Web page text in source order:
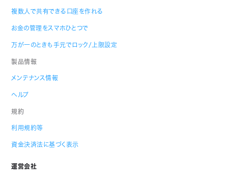
複数人で共有できる口座を作れる
お金の管理をスマホひとつで
万が一のときも手元でロック/上限設定
製品情報
メンテナンス情報
ヘルプ
規約
利用規約等
資金決済法に基づく表示
運営会社